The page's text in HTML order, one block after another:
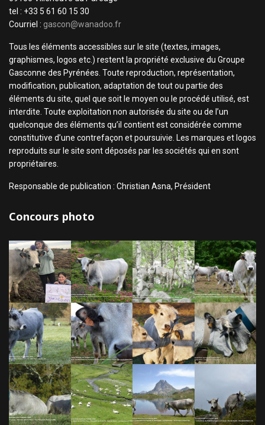
tel : +33 5 61 60 15 30
Courriel : gascon@wanadoo.fr
Tous les éléments accessibles sur le site (textes, images,
graphismes, logos etc.) restent la propriété exclusive du Groupe
Gasconne des Pyrénées. Toute reproduction, représentation,
modification, publication, adaptation de tout ou partie des
éléments du site, quel que soit le moyen ou le procédé utilisé, est
interdite. Toute exploitation non autorisée du site ou de l’un
quelconque des éléments qu’il contient est considérée comme
constitutive d’une contrefaçon et poursuivie. Les marques et logos
reproduits sur le site sont déposés par les sociétés qui en sont
propriétaires.
Responsable de publication : Christian Asna, Président
Concours photo